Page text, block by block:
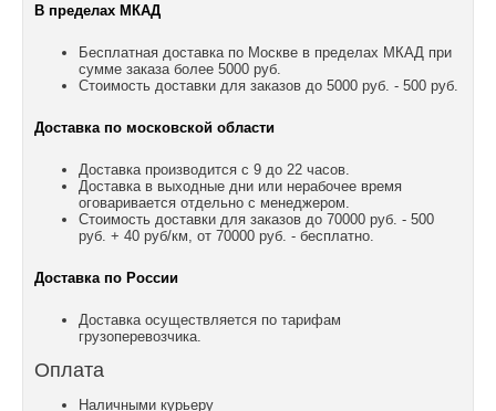
В пределах МКАД
Бесплатная доставка по Москве в пределах МКАД при
сумме заказа более 5000 руб.
Стоимость доставки для заказов до 5000 руб. - 500 руб.
Доставка по московской области
Доставка производится с 9 до 22 часов.
Доставка в выходные дни или нерабочее время
оговаривается отдельно с менеджером.
Стоимость доставки для заказов до 70000 руб. - 500
руб. + 40 руб/км, от 70000 руб. - бесплатно.
Доставка по России
Доставка осуществляется по тарифам
грузоперевозчика.
Оплата
Наличными курьеру